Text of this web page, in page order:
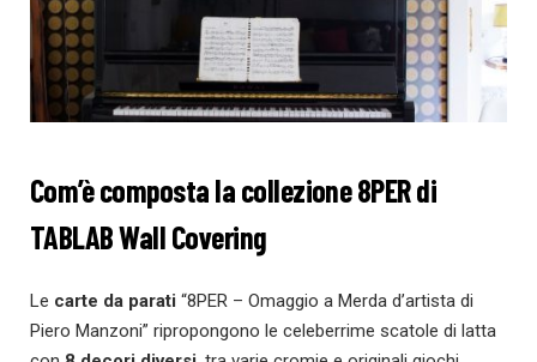
Com’è composta la collezione 8PER di
TABLAB Wall Covering
Le carte da parati “8PER – Omaggio a Merda d’artista di
Piero Manzoni” ripropongono le celeberrime scatole di latta